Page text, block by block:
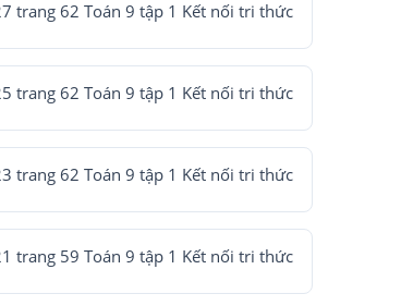
trang 62 Toán 9 tập 1 Kết nối tri thức
trang 62 Toán 9 tập 1 Kết nối tri thức
trang 62 Toán 9 tập 1 Kết nối tri thức
trang 59 Toán 9 tập 1 Kết nối tri thức